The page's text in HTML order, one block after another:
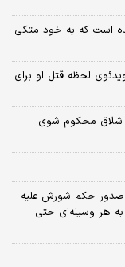
است که به خود متکی
لحظه قتل او برای
شلاق محکوم شوی
صدور حکم شورش علیه
هر وسیله‌ای حتی